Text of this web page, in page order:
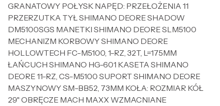
GRANATOWY POŁYSK NAPĘD: PRZEŁOŻENIA 11
PRZERZUTKA TYŁ SHIMANO DEORE SHADOW
DM5100SGS MANETKI SHIMANO DEORE SLM5100
MECHANIZM KORBOWY SHIMANO DEORE
HOLLOWTECH FC-M5100, 1-RZ, 32T, L=175MM
ŁAŃCUCH SHIMANO HG-601 KASETA SHIMANO
DEORE 11-RZ, CS-M5100 SUPORT SHIMANO DEORE
MASZYNOWY SM-BB52, 73MM KOŁA: ROZMIAR KÓŁ
29" OBRĘCZE MACH MAXX WZMACNIANE